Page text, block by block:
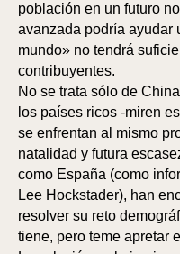
población en un futuro
avanzada podría ayudar
mundo» no tendrá
contribuyentes.
No se trata sólo de
los países ricos -miren
se enfrentan al mismo
natalidad y futura
como España (como
Lee Hockstader), han
resolver su reto
tiene, pero teme apretar